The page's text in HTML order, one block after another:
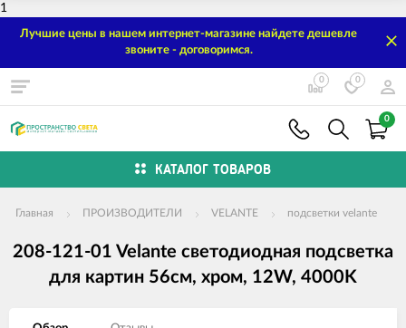
1
Лучшие цены в нашем интернет-магазине найдете дешевле
звоните - договоримся.
0 0
0
КАТАЛОГ ТОВАРОВ
Главная ПРОИЗВОДИТЕЛИ VELANTE подсветки velante
208-121-01 Velante светодиодная подсветка
для картин 56см, хром, 12W, 4000K